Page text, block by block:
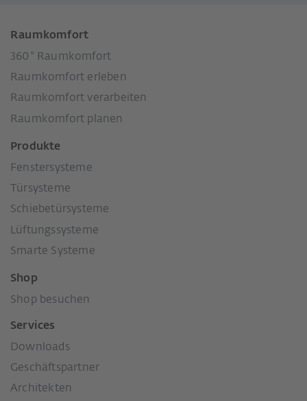
Raumkomfort
360° Raumkomfort
Raumkomfort erleben
Raumkomfort verarbeiten
Raumkomfort planen
Produkte
Fenstersysteme
Türsysteme
Schiebetürsysteme
Lüftungssysteme
Smarte Systeme
Shop
Shop besuchen
Services
Downloads
Geschäftspartner
Architekten